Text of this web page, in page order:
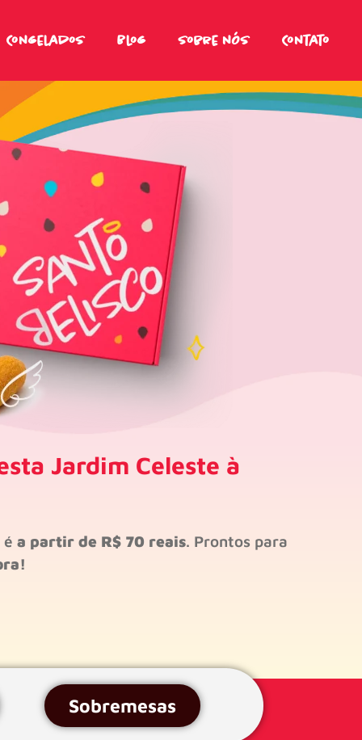
Congelados Blog Sobre nós Contato
Jardim Celeste à
é a partir de R$ 70 reais. Prontos para
Sobremesas